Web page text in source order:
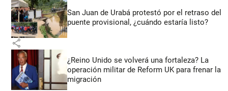
San Juan de Urabá protestó por el retraso del
puente provisional, ¿cuándo estaría listo?
share
¿Reino Unido se volverá una fortaleza? La
operación militar de Reform UK para frenar la
migración